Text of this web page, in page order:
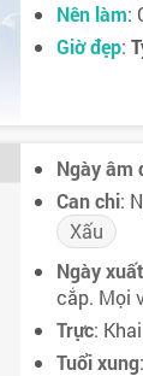
Nên làm:
Giờ đẹp:
Ngày âm
Can chi:
Xấu
Ngày
cắp. Mọi
Trực:
Tuổi xung: